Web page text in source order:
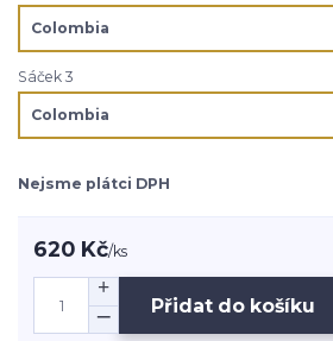
Sáček 3
Nejsme plátci DPH
620 Kč/ks
Přidat do košíku